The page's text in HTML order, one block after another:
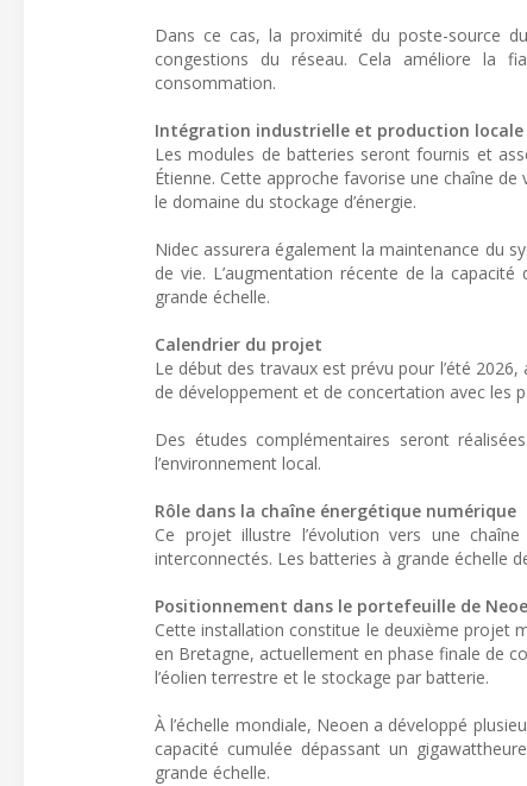
Dans ce cas, la proximité du poste-source
congestions du réseau. Cela améliore la
consommation.
Intégration industrielle et production locale
Les modules de batteries seront fournis et
Étienne. Cette approche favorise une chaîne
le domaine du stockage d’énergie.
Nidec assurera également la maintenance du
de vie. L’augmentation récente de la
grande échelle.
Calendrier du projet
Le début des travaux est prévu pour l’été
de développement et de concertation avec les
Des études complémentaires seront
l’environnement local.
Rôle dans la chaîne énergétique numérique
Ce projet illustre l’évolution vers une
interconnectés. Les batteries à grande échelle
Positionnement dans le portefeuille de
Cette installation constitue le deuxième projet
en Bretagne, actuellement en phase finale de
l’éolien terrestre et le stockage par batterie.
À l’échelle mondiale, Neoen a développé
capacité cumulée dépassant un
grande échelle.